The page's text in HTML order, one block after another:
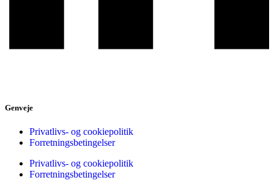
Genveje
Privatlivs- og cookiepolitik
Forretningsbetingelser
Privatlivs- og cookiepolitik
Forretningsbetingelser